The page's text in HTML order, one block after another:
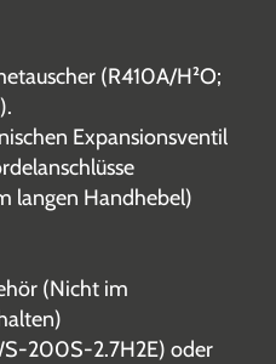
(R410A/H²O;
Expansionsventil
langen Handhebel)
(Nicht im
200S-2.7H2E) oder